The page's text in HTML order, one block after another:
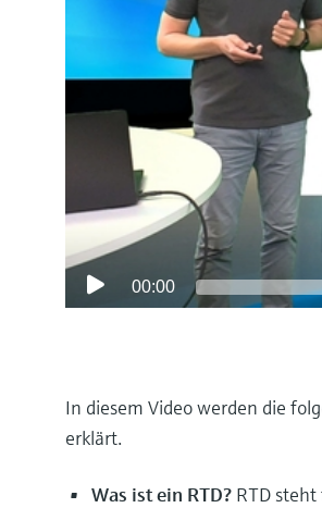
00:00
In diesem Video werden die
erklärt.
Was ist ein RTD? RTD